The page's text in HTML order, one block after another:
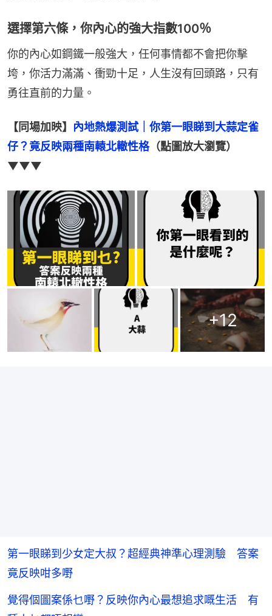
選擇第六條，你內心的強大指數100％
你的內心如鋼鐵一般強大，任何事情都不會把你擊
垮，你活力滿滿、衝勁十足，人生沒有回頭路，只有
勇往直前的力量。
【同場加映】 內地熱爆測試｜你第一眼睇到大蒜定雀
仔？竟反映兩種南轅北轍性格（點圖放大瀏覽）
▼▼▼
+12
第一眼睇到少女定大叔？超經典神準心理測驗 答案
竟反映咁多嘢
覺得個圖案係乜嘢？反映你內心最想追求嘅生活 有